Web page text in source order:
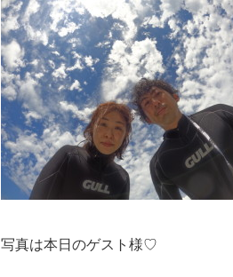
写真は本日のゲスト様♡